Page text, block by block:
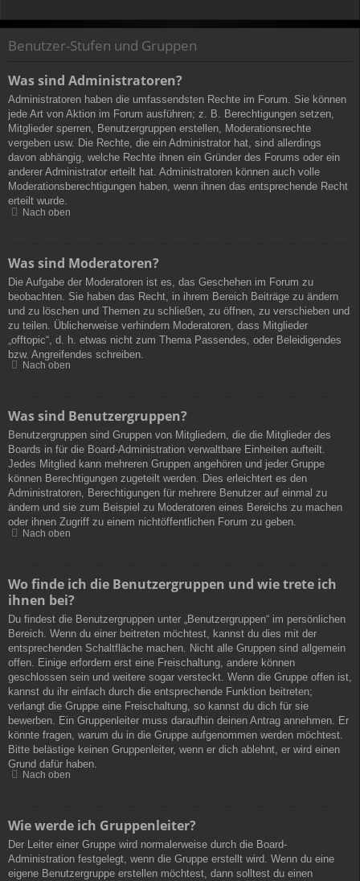
Benutzer-Stufen und Gruppen
Was sind Administratoren?
Administratoren haben die umfassendsten Rechte im Forum. Sie können
jede Art von Aktion im Forum ausführen; z. B. Berechtigungen setzen,
Mitglieder sperren, Benutzergruppen erstellen, Moderationsrechte
vergeben usw. Die Rechte, die ein Administrator hat, sind allerdings
davon abhängig, welche Rechte ihnen ein Gründer des Forums oder ein
anderer Administrator erteilt hat. Administratoren können auch volle
Moderationsberechtigungen haben, wenn ihnen das entsprechende Recht
erteilt wurde.
Nach oben
Was sind Moderatoren?
Die Aufgabe der Moderatoren ist es, das Geschehen im Forum zu
beobachten. Sie haben das Recht, in ihrem Bereich Beiträge zu ändern
und zu löschen und Themen zu schließen, zu öffnen, zu verschieben und
zu teilen. Üblicherweise verhindern Moderatoren, dass Mitglieder
„offtopic“, d. h. etwas nicht zum Thema Passendes, oder Beleidigendes
bzw. Angreifendes schreiben.
Nach oben
Was sind Benutzergruppen?
Benutzergruppen sind Gruppen von Mitgliedern, die die Mitglieder des
Boards in für die Board-Administration verwaltbare Einheiten aufteilt.
Jedes Mitglied kann mehreren Gruppen angehören und jeder Gruppe
können Berechtigungen zugeteilt werden. Dies erleichtert es den
Administratoren, Berechtigungen für mehrere Benutzer auf einmal zu
ändern und sie zum Beispiel zu Moderatoren eines Bereichs zu machen
oder ihnen Zugriff zu einem nichtöffentlichen Forum zu geben.
Nach oben
Wo finde ich die Benutzergruppen und wie trete ich
ihnen bei?
Du findest die Benutzergruppen unter „Benutzergruppen“ im persönlichen
Bereich. Wenn du einer beitreten möchtest, kannst du dies mit der
entsprechenden Schaltfläche machen. Nicht alle Gruppen sind allgemein
offen. Einige erfordern erst eine Freischaltung, andere können
geschlossen sein und weitere sogar versteckt. Wenn die Gruppe offen ist,
kannst du ihr einfach durch die entsprechende Funktion beitreten;
verlangt die Gruppe eine Freischaltung, so kannst du dich für sie
bewerben. Ein Gruppenleiter muss daraufhin deinen Antrag annehmen. Er
könnte fragen, warum du in die Gruppe aufgenommen werden möchtest.
Bitte belästige keinen Gruppenleiter, wenn er dich ablehnt, er wird einen
Grund dafür haben.
Nach oben
Wie werde ich Gruppenleiter?
Der Leiter einer Gruppe wird normalerweise durch die Board-
Administration festgelegt, wenn die Gruppe erstellt wird. Wenn du eine
eigene Benutzergruppe erstellen möchtest, dann solltest du einen